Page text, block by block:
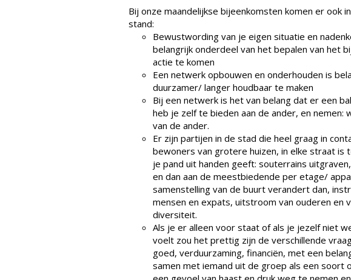
Bij onze maandelijkse bijeenkomsten komen er ook
stand:
Bewustwording van je eigen situatie en
belangrijk onderdeel van het bepalen van het
actie te komen
Een netwerk opbouwen en onderhouden is
duurzamer/ langer houdbaar te maken
Bij een netwerk is het van belang dat er een
heb je zelf te bieden aan de ander, en nemen:
van de ander.
Er zijn partijen in de stad die heel graag in
bewoners van grotere huizen, in elke straat is
je pand uit handen geeft: souterrains
en dan aan de meestbiedende per etage/
samenstelling van de buurt verandert dan,
mensen en expats, uitstroom van ouderen en
diversiteit.
Als je er alleen voor staat of als je jezelf niet
voelt zou het prettig zijn de verschillende
goed, verduurzaming, financiën, met een
samen met iemand uit de groep als een soort